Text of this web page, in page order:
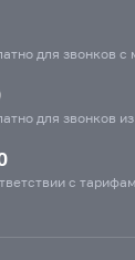
для звонков
для звонков
с